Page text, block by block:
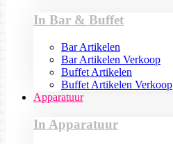
In Bar & Buffet
Bar Artikelen
Bar Artikelen Verkoop
Buffet Artikelen
Buffet Artikelen Verkoop
Apparatuur
In Apparatuur